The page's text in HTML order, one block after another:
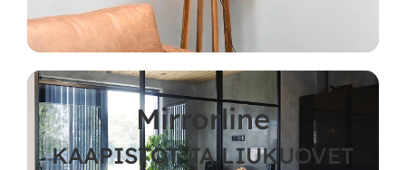
Mirrorline
KAAPISTOT JA LIUKUOVET